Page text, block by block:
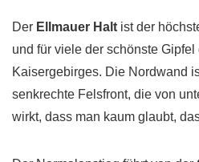
Der Ellmauer Halt ist der
und für viele der schönste Gipfel
Kaisergebirges. Die Nordwand
senkrechte Felsfront, die von
wirkt, dass man kaum glaubt,